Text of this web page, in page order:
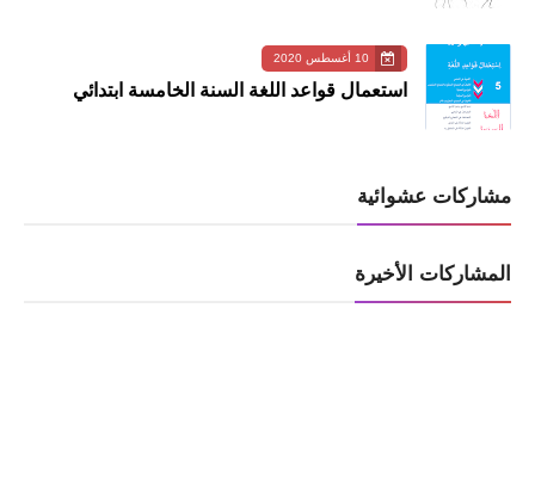
10 أغسطس 2020
استعمال قواعد اللغة السنة الخامسة ابتدائي
مشاركات عشوائية
المشاركات الأخيرة